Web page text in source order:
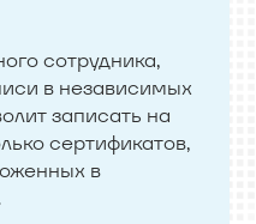
сотрудника,
в независимых
записать на
сертификатов,
в